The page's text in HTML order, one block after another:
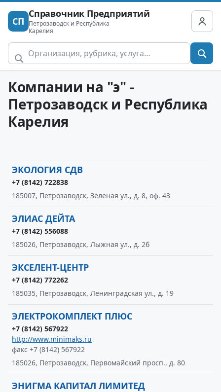
СП
Справочник Предприятий
Петрозаводск и Республика
Карелия
Компании на "э" -
Петрозаводск и Республика
Карелия
ЭКОЛОГИЯ СДВ
+7 (8142) 722838
185007, Петрозаводск, Зеленая ул., д. 8, оф. 43
ЭЛИАС ДЕЙТА
+7 (8142) 556088
185026, Петрозаводск, Лыжная ул., д. 2б
ЭКСЕЛЕНТ-ЦЕНТР
+7 (8142) 772262
185035, Петрозаводск, Ленинградская ул., д. 19
ЭЛЕКТРОКОМПЛЕКТ ПЛЮС
+7 (8142) 567922
http://www.minimaks.ru
факс +7 (8142) 567922
185026, Петрозаводск, Первомайский просп., д. 80
ЭНИГМА КАПИТАЛ ЛИМИТЕД